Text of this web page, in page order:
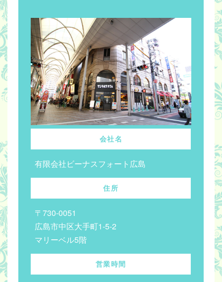
会社名
有限会社ビーナスフォート広島
住所
〒730-0051
広島市中区大手町1-5-2
マリーベル5階
営業時間